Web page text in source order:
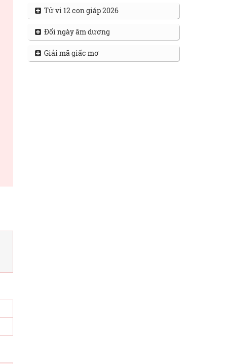
Tử vi 12 con giáp 2026
Đổi ngày âm dương
Giải mã giấc mơ